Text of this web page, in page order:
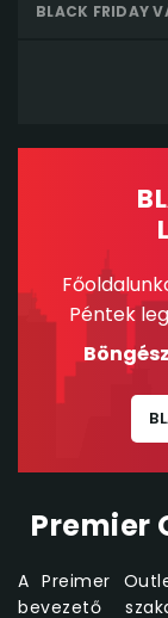
BLACK FRIDAY
Péntek
Premier
A Preimer
bevezető